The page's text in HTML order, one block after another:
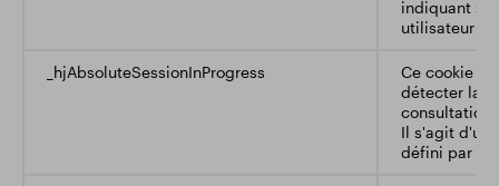
indiquant si
utilisateur
_hjAbsoluteSessionInProgress
Ce cookie
détecter la
consultation
Il s'agit d'un
défini par le